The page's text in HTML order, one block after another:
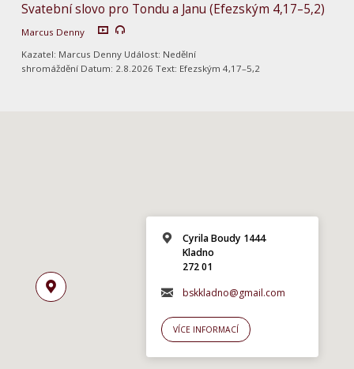
Svatební slovo pro Tondu a Janu (Efezským 4,17–5,2)
Marcus Denny
Kazatel: Marcus Denny Událost: Nedělní
shromáždění Datum: 2.8.2026 Text: Efezským 4,17–5,2
Cyrila Boudy 1444
Kladno
272 01
bskkladno@gmail.com
VÍCE INFORMACÍ